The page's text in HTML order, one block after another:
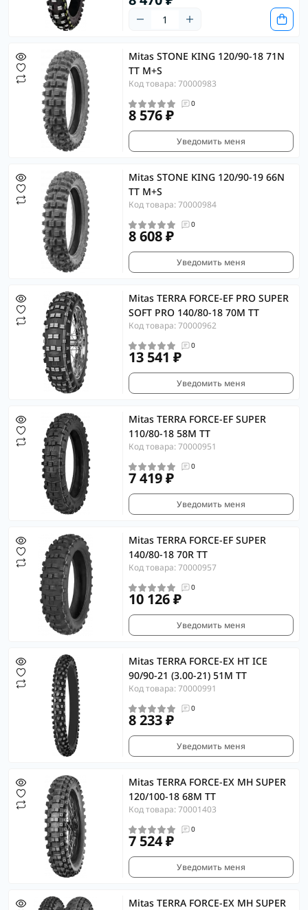
Mitas STONE KING 120/90-18 71N
TT M+S
Код товара: 70000983
0
8 576 ₽
Уведомить меня
Mitas STONE KING 120/90-19 66N
TT M+S
Код товара: 70000984
0
8 608 ₽
Уведомить меня
Mitas TERRA FORCE-EF PRO SUPER
SOFT PRO 140/80-18 70M TT
Код товара: 70000962
0
13 541 ₽
Уведомить меня
Mitas TERRA FORCE-EF SUPER
110/80-18 58M TT
Код товара: 70000951
0
7 419 ₽
Уведомить меня
Mitas TERRA FORCE-EF SUPER
140/80-18 70R TT
Код товара: 70000957
0
10 126 ₽
Уведомить меня
Mitas TERRA FORCE-EX HT ICE
90/90-21 (3.00-21) 51M TT
Код товара: 70000991
0
8 233 ₽
Уведомить меня
Mitas TERRA FORCE-EX MH SUPER
120/100-18 68M TT
Код товара: 70001403
0
7 524 ₽
Уведомить меня
Mitas TERRA FORCE-EX MH SUPER